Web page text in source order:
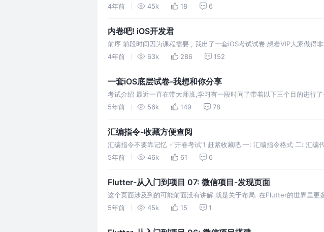
安装体验: 和 iOS 14 没什么大的区别 (没有升级必要) 安卓化比较严重 画面
4年前 45k 18 6
内卷吧! iOS开发君
前序 前段时间因为课程需要 , 我出了一套iOS考试试卷 想着VIP大家做得
的精神也开源了出来 一套iOS底层试卷-我想和你分享 结果反响巨大! 很多
4年前 63k 286 152
一套iOS底层试卷-我想和你分享
考试介绍 最近一直在带大师班,学习有一段时间了带着以下三个目的进行
多.这里也纪录下来 🎯 考试检测大家最近的学习 🎯 敲响警钟,希望大家能够
5年前 56k 149 78
汇编指令-收藏方便查阅
汇编指令不要靠记忆 -"开卷考试"! 赶紧收藏吧 一: 汇编指令格式 二: 汇编
见基本汇编指令
5年前 46k 61 6
Flutter-从入门到项目 07: 微信项目-发现页面
这个页面涉及到的可能前面没有讲解 就是关于布局. 在Flutter的世界里更
局
5年前 45k 15 1